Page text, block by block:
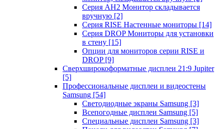
Серия AH2 Монитор складывается
вручную [2]
Серия RISE Настенные мониторы [14]
Серия DROP Мониторы для установки
в стену [15]
Опции для мониторов серии RISE и
DROP [9]
Сверхширокоформатные дисплеи 21:9 Jupiter
[5]
Профессиональные дисплеи и видеостены
Samsung [54]
Светодиодные экраны Samsung [3]
Всепогодные дисплеи Samsung [5]
Специальные дисплеи Samsung [3]